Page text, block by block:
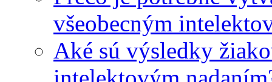
všeobecným
Aké sú výsledky